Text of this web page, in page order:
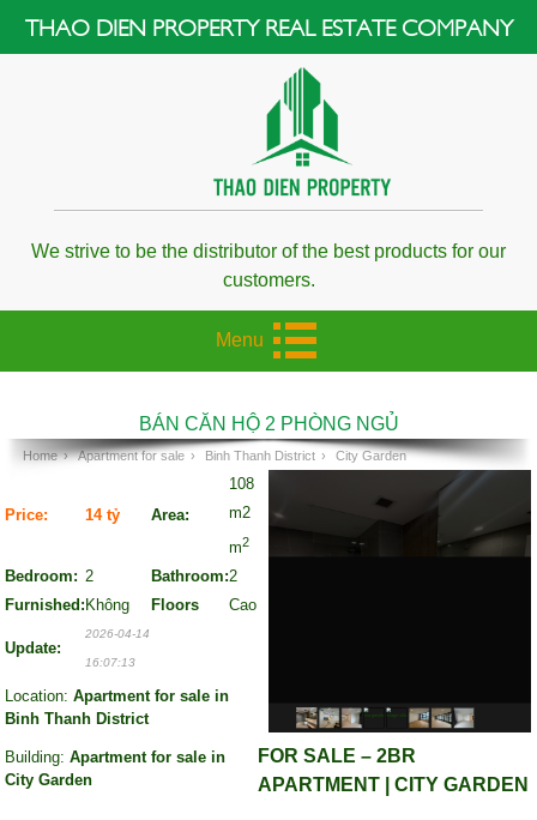
THAO DIEN PROPERTY REAL ESTATE COMPANY
We strive to be the distributor of the best products for our
customers.
Menu
BÁN CĂN HỘ 2 PHÒNG NGỦ
Home › Apartment for sale › Binh Thanh District › City Garden
Price: 14 tỷ Area:
108
m2
m2
Bedroom: 2 Bathroom:2
Furnished:Không Floors Cao
Update:
2026-04-14
16:07:13
Location:Apartment for sale in
Binh Thanh District
Building:Apartment for sale in
City Garden
FOR SALE – 2BR
APARTMENT | CITY GARDEN